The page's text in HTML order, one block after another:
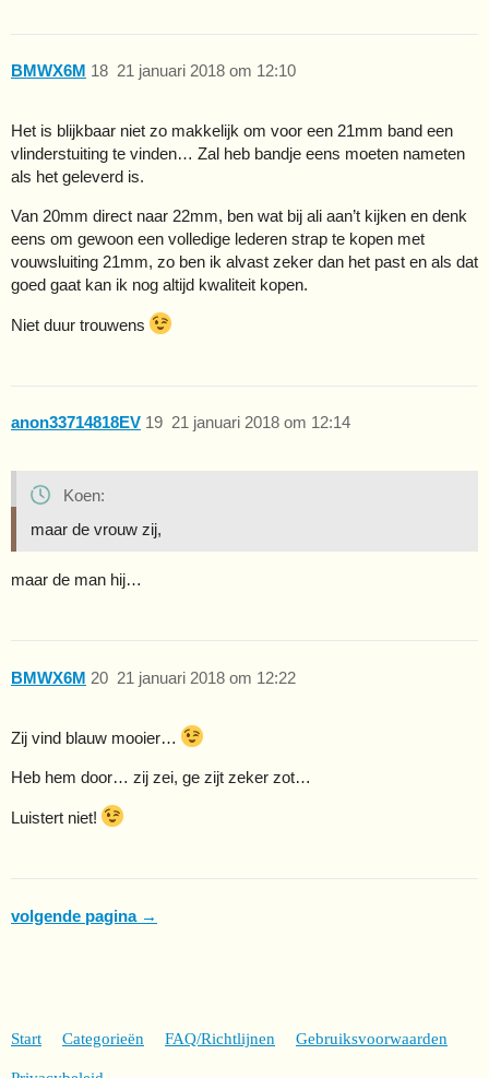
BMWX6M 21 januari 2018 om 12:10
18
Het is blijkbaar niet zo makkelijk om voor een 21mm band een
vlinderstuiting te vinden… Zal heb bandje eens moeten nameten
als het geleverd is.
Van 20mm direct naar 22mm, ben wat bij ali aan’t kijken en denk
eens om gewoon een volledige lederen strap te kopen met
vouwsluiting 21mm, zo ben ik alvast zeker dan het past en als dat
goed gaat kan ik nog altijd kwaliteit kopen.
Niet duur trouwens
anon33714818EV 21 januari 2018 om 12:14
19
Koen:
maar de vrouw zij,
maar de man hij…
BMWX6M 21 januari 2018 om 12:22
20
Zij vind blauw mooier…
Heb hem door… zij zei, ge zijt zeker zot…
Luistert niet!
volgende pagina →
Start Categorieën FAQ/Richtlijnen Gebruiksvoorwaarden